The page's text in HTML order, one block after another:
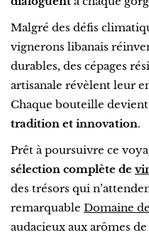
Malgré des défis
vignerons libanais
durables, des cépages
artisanale révèlent leur
Chaque bouteille
tradition et innovation.
Prêt à poursuivre ce
sélection complète de
des trésors qui
remarquable Domaine
audacieux aux arômes